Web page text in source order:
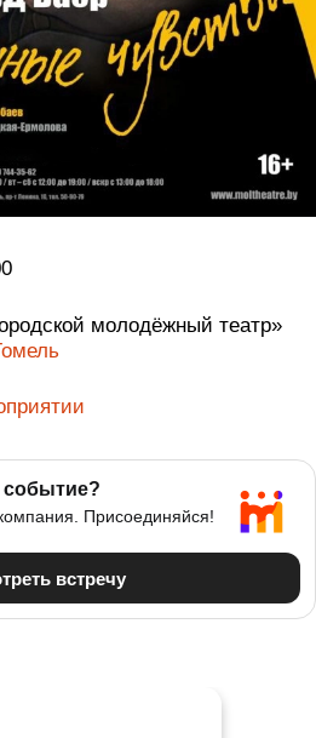
молодёжный театр»